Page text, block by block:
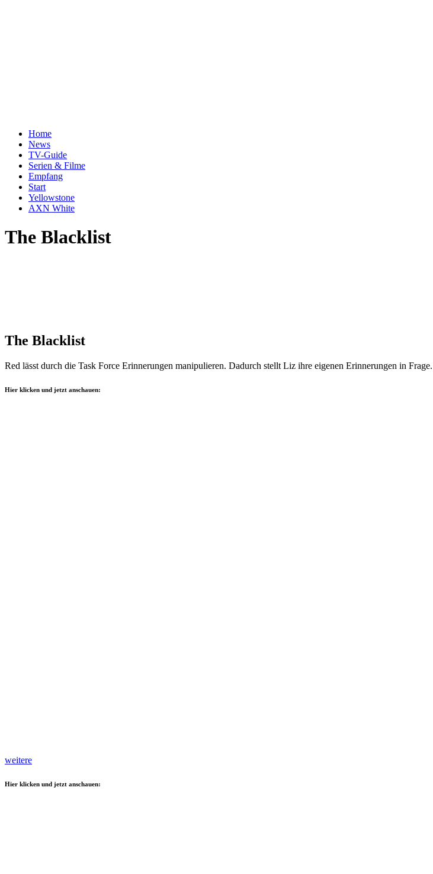
Home
News
TV-Guide
Serien & Filme
Empfang
Start
Yellowstone
AXN White
The Blacklist
The Blacklist
Red lässt durch die Task Force Erinnerungen manipulieren. Dadurch stellt Liz ihre eigenen Erinnerungen in
Hier klicken und jetzt anschauen:
weitere
Hier klicken und jetzt anschauen: